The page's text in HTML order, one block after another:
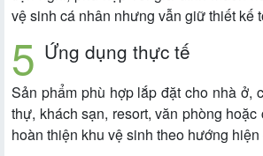
vệ sinh cá nhân nhưng vẫn giữ thiết kế
Ứng dụng thực tế
Sản phẩm phù hợp lắp đặt cho nhà ở,
thự, khách sạn, resort, văn phòng
hoàn thiện khu vệ sinh theo hướng hiện